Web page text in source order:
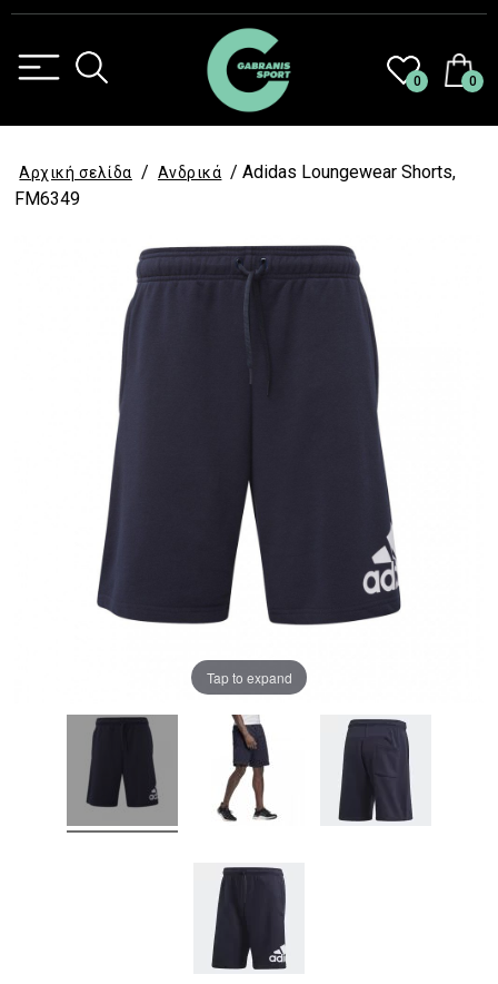
0 0
Αρχική σελίδα / Ανδρικά / Adidas Loungewear Shorts,
FM6349
Tap to expand